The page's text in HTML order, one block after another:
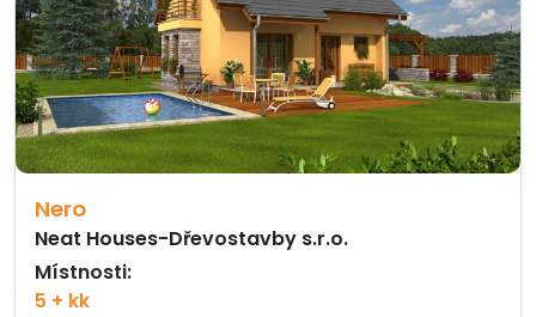
Nero
Neat Houses-Dřevostavby s.r.o.
Místnosti:
5 + kk